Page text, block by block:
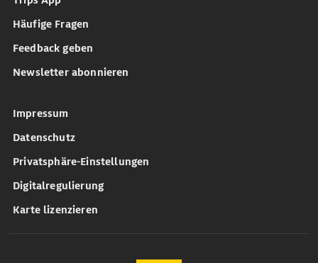
Häufige Fragen
Feedback geben
Newsletter abonnieren
Impressum
Datenschutz
Privatsphäre-Einstellungen
Digitalregulierung
Karte lizenzieren